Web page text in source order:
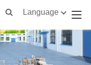
Language